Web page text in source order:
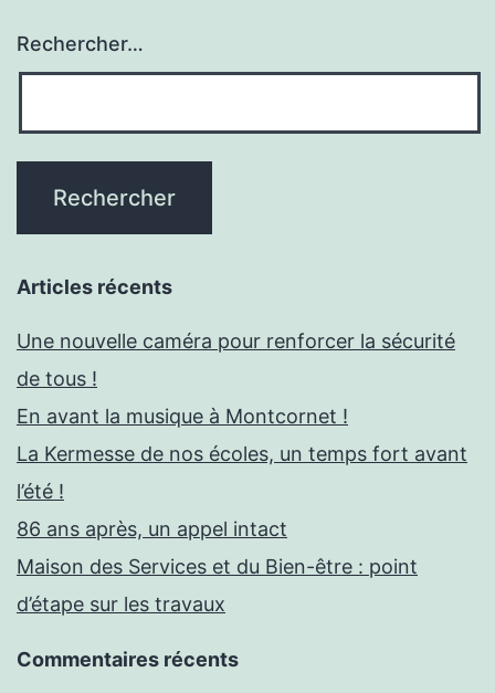
Rechercher…
Articles récents
Une nouvelle caméra pour renforcer la sécurité
de tous !
En avant la musique à Montcornet !
La Kermesse de nos écoles, un temps fort avant
l’été !
86 ans après, un appel intact
Maison des Services et du Bien-être : point
d’étape sur les travaux
Commentaires récents